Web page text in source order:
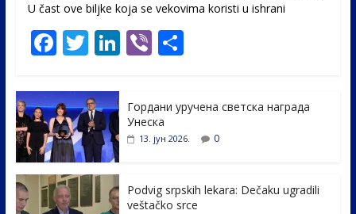
U čast ovе biljke koja se vekovima koristi u ishrani
F
e
b
o
o
k
T
itt
er
Li
e
dI
Vi S
e
Гордани уручена светска награда
Унеска
13. јун 2026. 0
Podvig srpskih lekara: Dečaku ugradili
veštačko srce